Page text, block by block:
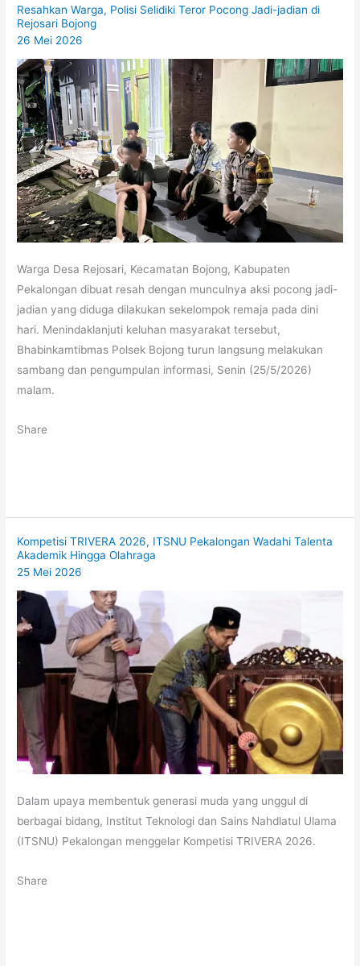
Resahkan Warga, Polisi Selidiki Teror Pocong Jadi-jadian di
Rejosari Bojong
26 Mei 2026
Warga Desa Rejosari, Kecamatan Bojong, Kabupaten
Pekalongan dibuat resah dengan munculnya aksi pocong jadi-
jadian yang diduga dilakukan sekelompok remaja pada dini
hari. Menindaklanjuti keluhan masyarakat tersebut,
Bhabinkamtibmas Polsek Bojong turun langsung melakukan
sambang dan pengumpulan informasi, Senin (25/5/2026)
malam.
Share
Kompetisi TRIVERA 2026, ITSNU Pekalongan Wadahi Talenta
Akademik Hingga Olahraga
25 Mei 2026
Dalam upaya membentuk generasi muda yang unggul di
berbagai bidang, Institut Teknologi dan Sains Nahdlatul Ulama
(ITSNU) Pekalongan menggelar Kompetisi TRIVERA 2026.
Share